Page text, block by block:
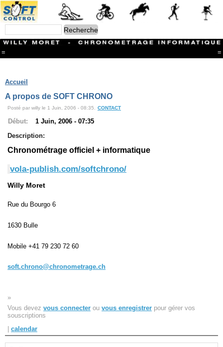
= =
Branches
CONTACT
FriRun Cup
Ski ALPIN
Triathlon
Courses à pieds
VTT
Slalom In-Line
Caisse à savon
Coupe "Journal La Gruyère"
Hippisme
Archives
site map
Accueil
A propos de SOFT CHRONO
Posté par willy le 1 Juin, 2006 - 08:35. CONTACT
Début:
1 Juin, 2006 - 07:35
Description:
Chronométrage officiel + informatique
vola-publish.com/softchrono/
Willy Moret
Rue du Bourgo 6
1630 Bulle
Mobile +41 79 230 72 60
soft.chrono@chronometrage.ch
»
Vous devez vous connecter ou vous enregistrer pour gérer vos
souscriptions
| calendar